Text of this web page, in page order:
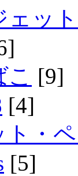
ット
[9]
[4]
ト・
[5]